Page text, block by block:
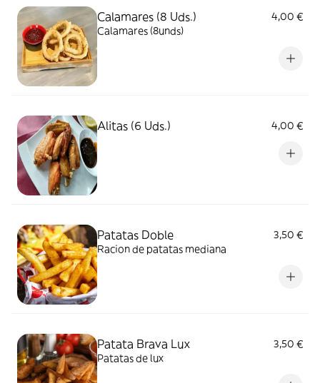
Calamares (8 Uds.)
4,00 €
Calamares (8unds)
Alitas (6 Uds.) 4,00 €
Patatas Doble
3,50 €
Racion de patatas mediana
Patata Brava Lux
3,50 €
Patatas de lux